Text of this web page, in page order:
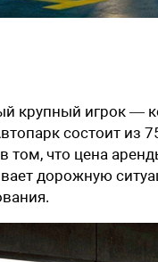
крупный игрок —
состоит из
том, что цена
дорожную